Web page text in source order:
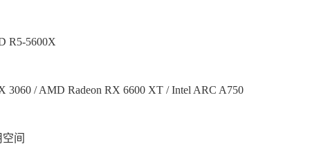
R5-5600X
3060 / AMD Radeon RX 6600 XT / Intel ARC A750
间